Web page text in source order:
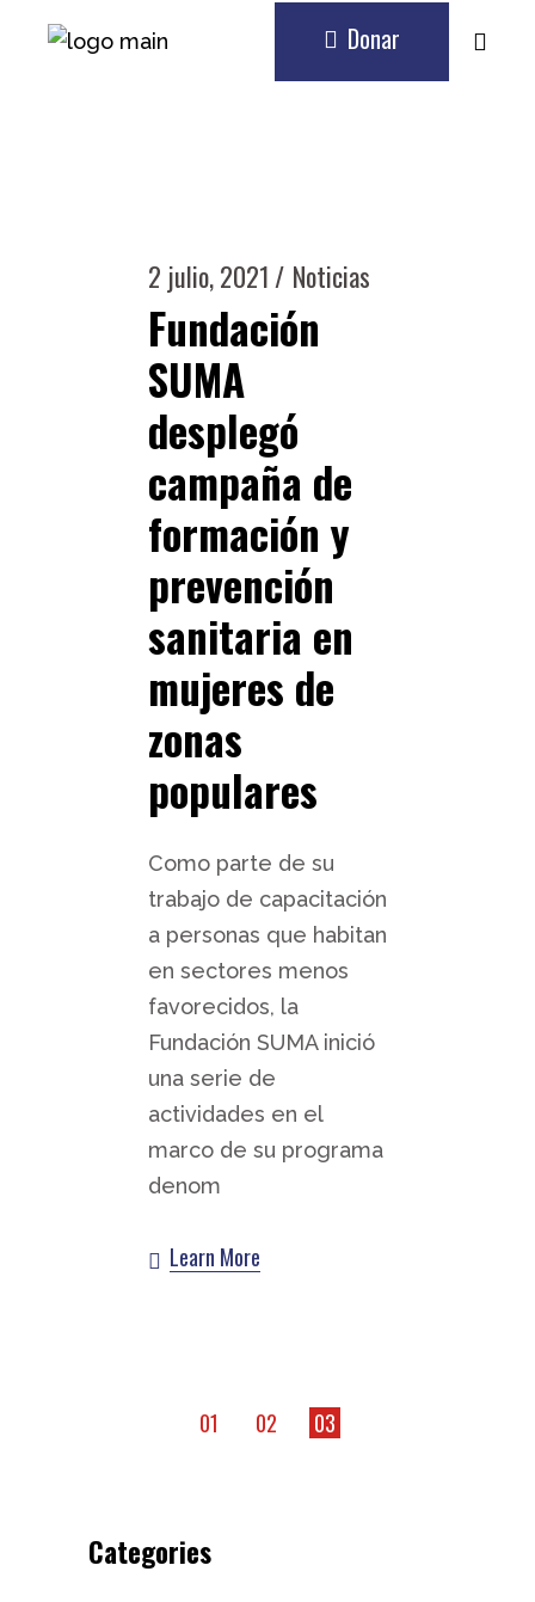
Donar
2 julio, 2021 Noticias
Fundación
SUMA
desplegó
campaña de
formación y
prevención
sanitaria en
mujeres de
zonas
populares
Como parte de su
trabajo de capacitación
a personas que habitan
en sectores menos
favorecidos, la
Fundación SUMA inició
una serie de
actividades en el
marco de su programa
denom
Learn More
Navegación
entradas
01 02 03
Categories